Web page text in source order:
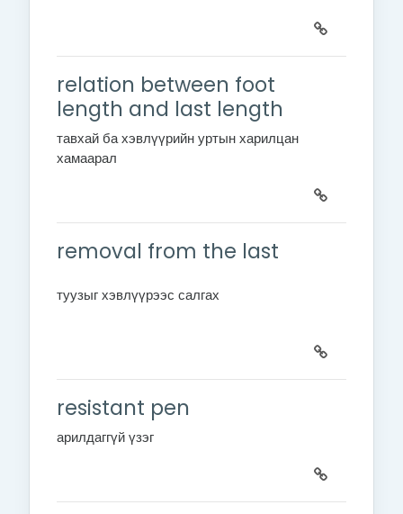
relation between foot
length and last length
тавхай ба хэвлүүрийн уртын харилцан
хамаарал
removal from the last
туузыг хэвлүүрээс салгах
resistant pen
арилдаггүй үзэг